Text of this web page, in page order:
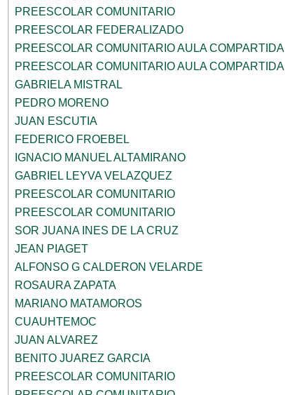
PREESCOLAR COMUNITARIO
PREESCOLAR FEDERALIZADO
PREESCOLAR COMUNITARIO AULA COMPARTIDA
PREESCOLAR COMUNITARIO AULA COMPARTIDA
GABRIELA MISTRAL
PEDRO MORENO
JUAN ESCUTIA
FEDERICO FROEBEL
IGNACIO MANUEL ALTAMIRANO
GABRIEL LEYVA VELAZQUEZ
PREESCOLAR COMUNITARIO
PREESCOLAR COMUNITARIO
SOR JUANA INES DE LA CRUZ
JEAN PIAGET
ALFONSO G CALDERON VELARDE
ROSAURA ZAPATA
MARIANO MATAMOROS
CUAUHTEMOC
JUAN ALVAREZ
BENITO JUAREZ GARCIA
PREESCOLAR COMUNITARIO